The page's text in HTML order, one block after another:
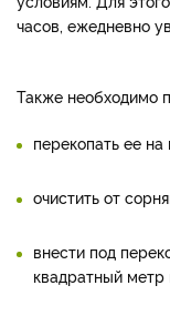
часов, ежедневно
Также необходимо
перекопать ее
очистить от
внести под
квадратный метр